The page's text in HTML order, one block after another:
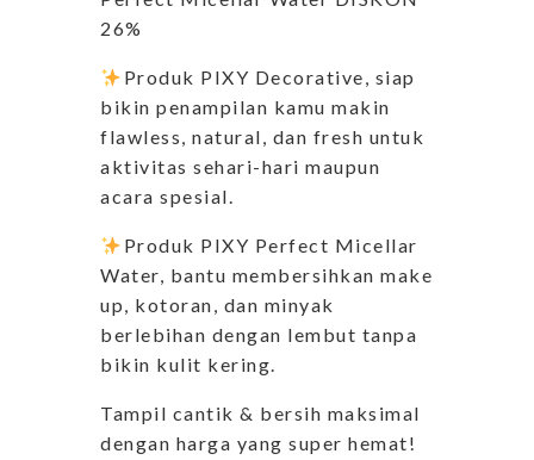
26%
Produk PIXY Decorative, siap
bikin penampilan kamu makin
flawless, natural, dan fresh untuk
aktivitas sehari-hari maupun
acara spesial.
Produk PIXY Perfect Micellar
Water, bantu membersihkan make
up, kotoran, dan minyak
berlebihan dengan lembut tanpa
bikin kulit kering.
Tampil cantik & bersih maksimal
dengan harga yang super hemat!